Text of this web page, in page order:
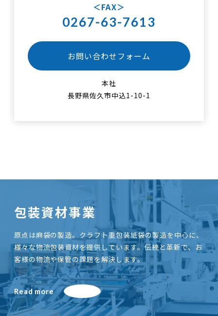
FAX
0267-63-7613
お問い合わせフォーム
本社
長野県佐久市中込1-10-1
包装資材事業
原点は麻袋の製造。クラフト重包装紙袋の製造を中心に、
様々な物流包装資材を提供しています。伝統と革新で、お
客様の物流や保管の課題を解決します。
Read more